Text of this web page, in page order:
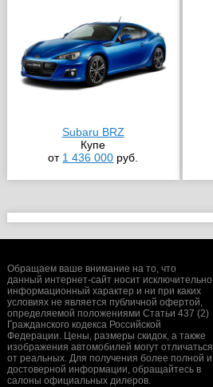
Subaru BRZ
Купе
от 1 436 000 руб.
Обращаем ваше внимание на то, что
данный интернет-сайт носит исключительно
информационный характер и ни при каких
условиях не является публичной офертой,
определяемой положениями Статьи 437 (2)
Гражданского кодекса Российской
Федерации. Цены, размеры скидок, а также
изображения автомобилей могут отличаться
от реальных. Для получения более полной и
достоверной информации, обращайтесь в
салоны официальных дилеров.